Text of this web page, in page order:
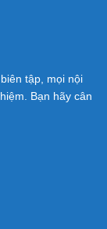
tập, mọi nội
Bạn hãy cân